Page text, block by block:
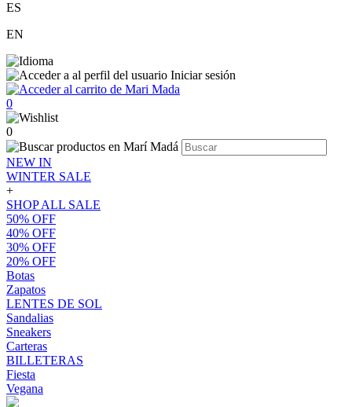
ES
EN
Iniciar sesión
0
0
NEW IN
WINTER SALE
+
SHOP ALL SALE
50% OFF
40% OFF
30% OFF
20% OFF
Botas
Zapatos
LENTES DE SOL
Sandalias
Sneakers
Carteras
BILLETERAS
Fiesta
Vegana